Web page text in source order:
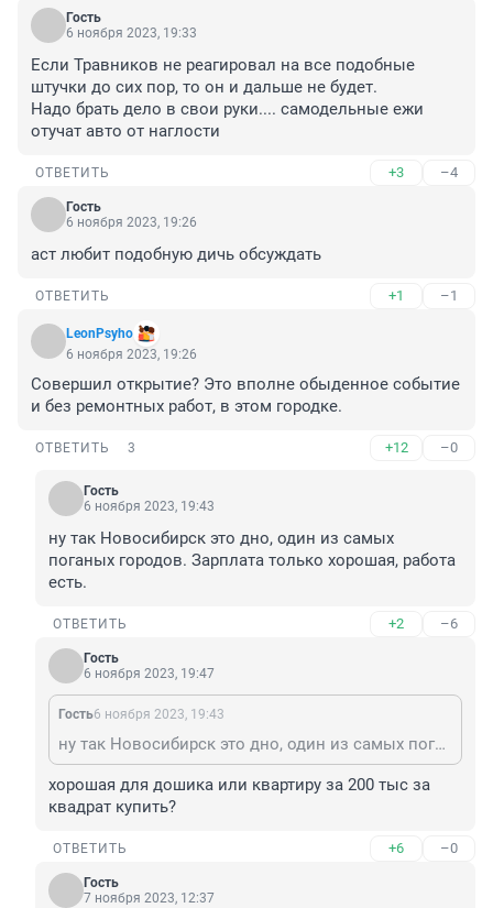
Гость
6 ноября 2023, 19:33
Если Травников не реагировал на все подобные
штучки до сих пор, то он и дальше не будет.
Надо брать дело в свои руки.... самодельные ежи
отучат авто от наглости
ОТВЕТИТЬ +3 –4
Гость
6 ноября 2023, 19:26
аст любит подобную дичь обсуждать
ОТВЕТИТЬ +1 –1
LeonPsyho
6 ноября 2023, 19:26
Совершил открытие? Это вполне обыденное событие
и без ремонтных работ, в этом городке.
ОТВЕТИТЬ 3 +12 –0
Гость
6 ноября 2023, 19:43
ну так Новосибирск это дно, один из самых
поганых городов. Зарплата только хорошая, работа
есть.
ОТВЕТИТЬ +2 –6
Гость
6 ноября 2023, 19:47
Гость6 ноября 2023, 19:43
ну так Новосибирск это дно, один из самых поганых городов. Зарплата только хорошая, работа есть.
хорошая для дошика или квартиру за 200 тыс за
квадрат купить?
ОТВЕТИТЬ +6 –0
Гость
7 ноября 2023, 12:37